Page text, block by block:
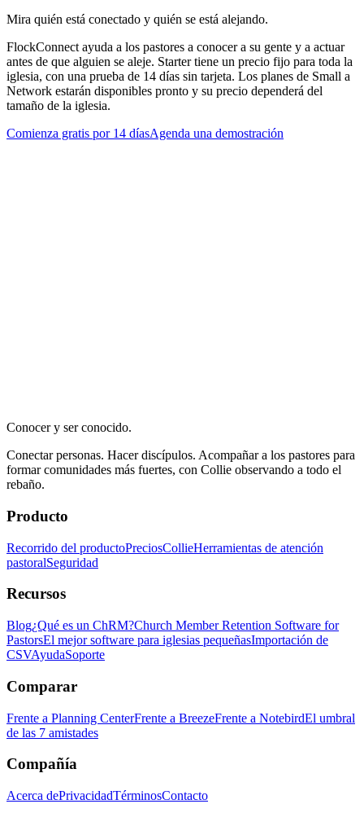
Mira quién está conectado y quién se está alejando.
FlockConnect ayuda a los pastores a conocer a su gente y a actuar
antes de que alguien se aleje. Starter tiene un precio fijo para toda la
iglesia, con una prueba de 14 días sin tarjeta. Los planes de Small a
Network estarán disponibles pronto y su precio dependerá del
tamaño de la iglesia.
Comienza gratis por 14 díasAgenda una demostración
Conocer y ser conocido.
Conectar personas. Hacer discípulos. Acompañar a los pastores para
formar comunidades más fuertes, con Collie observando a todo el
rebaño.
Producto
Recorrido del productoPreciosCollieHerramientas de atención
pastoralSeguridad
Recursos
Blog¿Qué es un ChRM?Church Member Retention Software for
PastorsEl mejor software para iglesias pequeñasImportación de
CSVAyudaSoporte
Comparar
Frente a Planning CenterFrente a BreezeFrente a NotebirdEl umbral
de las 7 amistades
Compañía
Acerca dePrivacidadTérminosContacto